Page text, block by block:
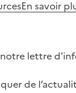
En savoir
lettre
de